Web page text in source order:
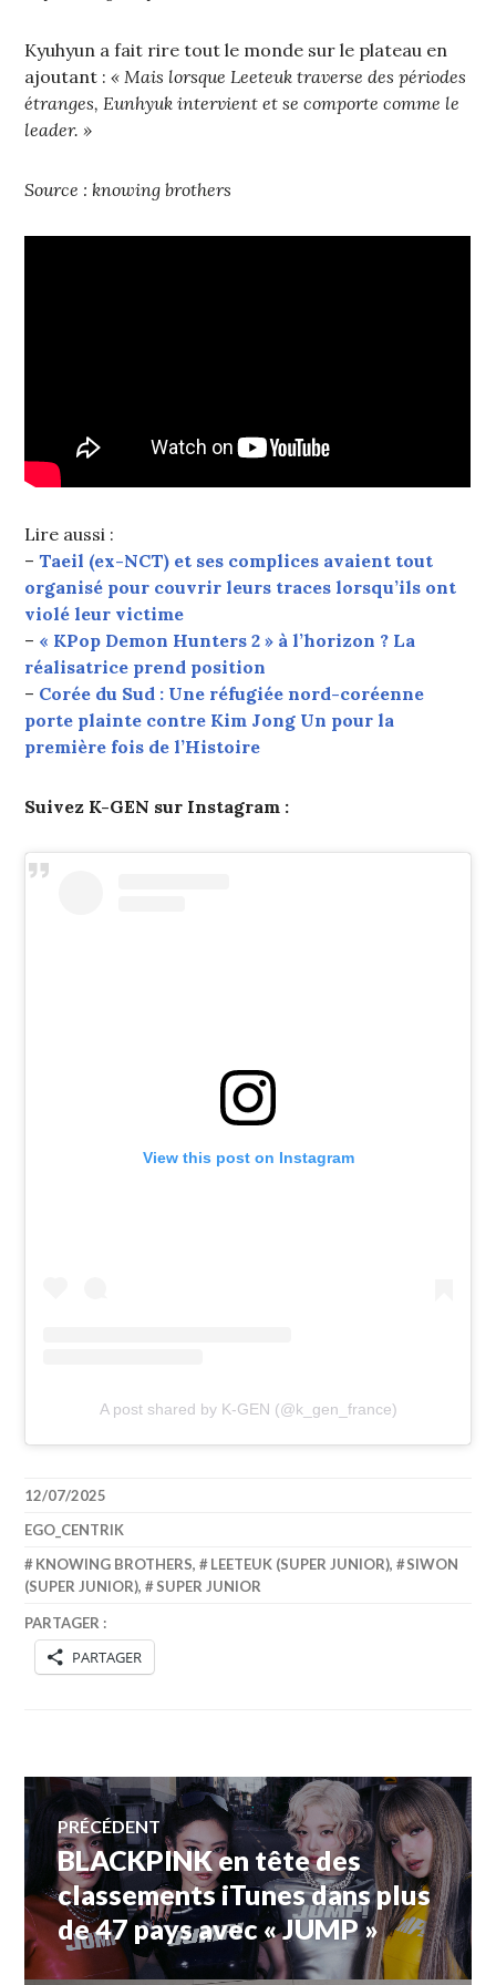
Kyuhyun a fait rire tout le monde sur le plateau en
ajoutant :« Mais lorsque Leeteuk traverse des périodes
étranges, Eunhyuk intervient et se comporte comme le
leader. »
Source : knowing brothers
Lire aussi :
– Taeil (ex-NCT) et ses complices avaient tout
organisé pour couvrir leurs traces lorsqu’ils ont
violé leur victime
– « KPop Demon Hunters 2 » à l’horizon ? La
réalisatrice prend position
– Corée du Sud : Une réfugiée nord-coréenne
porte plainte contre Kim Jong Un pour la
première fois de l’Histoire
Suivez K-GEN sur Instagram :
View this post on Instagram
A post shared by K-GEN (@k_gen_france)
12/07/2025
EGO_CENTRIK
KNOWING BROTHERS, LEETEUK (SUPER JUNIOR),
SIWON
(SUPER JUNIOR), SUPER JUNIOR
PARTAGER :
PARTAGER
Navigation
de
l’article
PRÉCÉDENT
Article
précédent :
BLACKPINK en tête des
classements iTunes dans plus
de 47 pays avec « JUMP »